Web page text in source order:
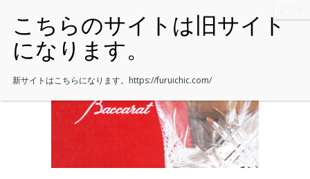
新サイトはこちらになります。 https://furuichic.com/